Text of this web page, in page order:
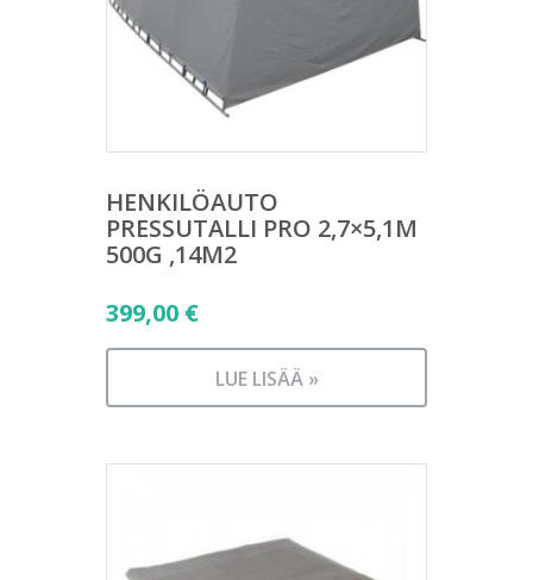
HENKILÖAUTO
PRESSUTALLI PRO 2,7×5,1M
500G ,14M2
399,00 €
LUE LISÄÄ »